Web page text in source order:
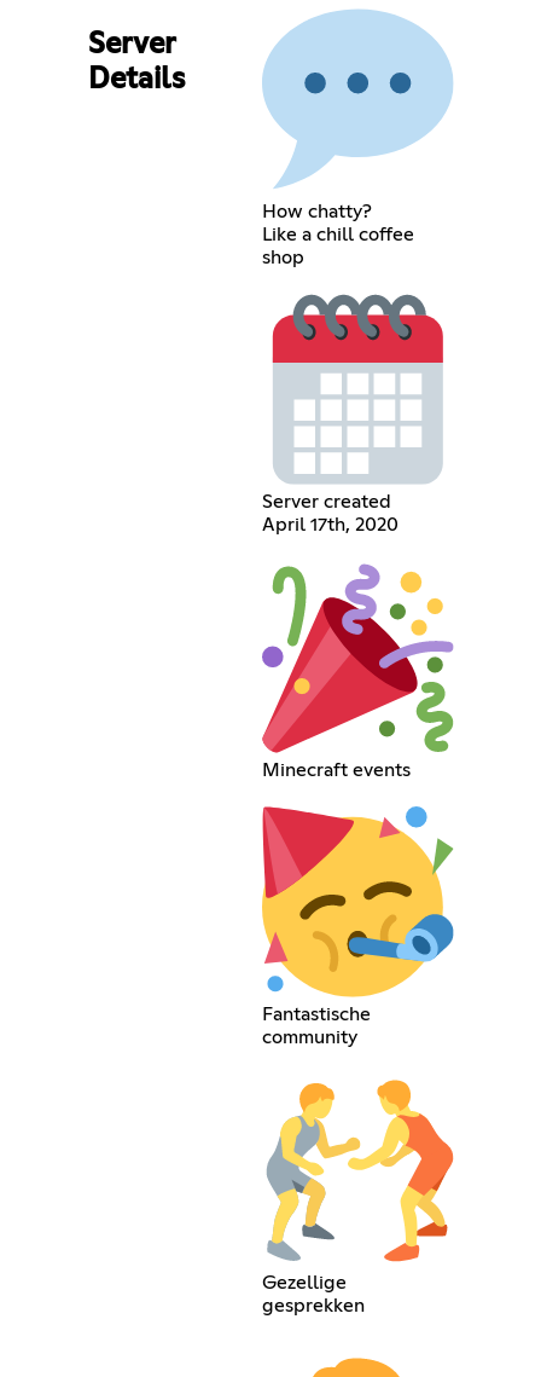
Server
Details
How chatty?
Like a chill coffee
shop
Server created
April 17th, 2020
Minecraft events
Fantastische
community
Gezellige
gesprekken